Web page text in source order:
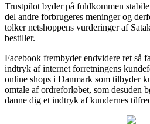
Trustpilot byder på fuldkommen
del andre forbrugeres meninger og
tolker netshoppens vurderinger af
bestiller.
Facebook frembyder endvidere ret så
indtryk af internet forretningens
online shops i Danmark som tilbyder
omtale af ordreforløbet, som desuden
danne dig et indtryk af kundernes